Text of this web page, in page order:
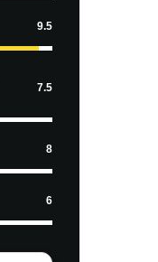
9.5
7.5
8
6